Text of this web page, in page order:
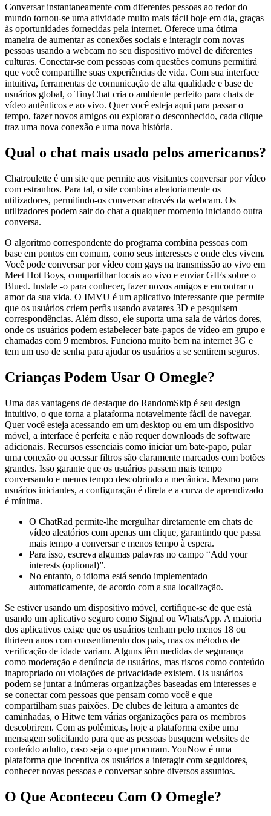
Conversar instantaneamente com diferentes pessoas ao redor do
mundo tornou-se uma atividade muito mais fácil hoje em dia, graças
às oportunidades fornecidas pela internet. Oferece uma ótima
maneira de aumentar as conexões sociais e interagir com novas
pessoas usando a webcam no seu dispositivo móvel de diferentes
culturas. Conectar-se com pessoas com questões comuns permitirá
que você compartilhe suas experiências de vida. Com sua interface
intuitiva, ferramentas de comunicação de alta qualidade e base de
usuários global, o TinyChat cria o ambiente perfeito para chats de
vídeo autênticos e ao vivo. Quer você esteja aqui para passar o
tempo, fazer novos amigos ou explorar o desconhecido, cada clique
traz uma nova conexão e uma nova história.
Qual o chat mais usado pelos americanos?
Chatroulette é um site que permite aos visitantes conversar por vídeo
com estranhos. Para tal, o site combina aleatoriamente os
utilizadores, permitindo-os conversar através da webcam. Os
utilizadores podem sair do chat a qualquer momento iniciando outra
conversa.
O algoritmo correspondente do programa combina pessoas com
base em pontos em comum, como seus interesses e onde eles vivem.
Você pode conversar por vídeo com gays na transmissão ao vivo em
Meet Hot Boys, compartilhar locais ao vivo e enviar GIFs sobre o
Blued. Instale -o para conhecer, fazer novos amigos e encontrar o
amor da sua vida. O IMVU é um aplicativo interessante que permite
que os usuários criem perfis usando avatares 3D e pesquisem
correspondências. Além disso, ele suporta uma sala de vários dores,
onde os usuários podem estabelecer bate-papos de vídeo em grupo e
chamadas com 9 membros. Funciona muito bem na internet 3G e
tem um uso de senha para ajudar os usuários a se sentirem seguros.
Crianças Podem Usar O Omegle?
Uma das vantagens de destaque do RandomSkip é seu design
intuitivo, o que torna a plataforma notavelmente fácil de navegar.
Quer você esteja acessando em um desktop ou em um dispositivo
móvel, a interface é perfeita e não requer downloads de software
adicionais. Recursos essenciais como iniciar um bate-papo, pular
uma conexão ou acessar filtros são claramente marcados com botões
grandes. Isso garante que os usuários passem mais tempo
conversando e menos tempo descobrindo a mecânica. Mesmo para
usuários iniciantes, a configuração é direta e a curva de aprendizado
é mínima.
O ChatRad permite-lhe mergulhar diretamente em chats de
vídeo aleatórios com apenas um clique, garantindo que passa
mais tempo a conversar e menos tempo à espera.
Para isso, escreva algumas palavras no campo “Add your
interests (optional)”.
No entanto, o idioma está sendo implementado
automaticamente, de acordo com a sua localização.
Se estiver usando um dispositivo móvel, certifique-se de que está
usando um aplicativo seguro como Signal ou WhatsApp. A maioria
dos aplicativos exige que os usuários tenham pelo menos 18 ou
thirteen anos com consentimento dos pais, mas os métodos de
verificação de idade variam. Alguns têm medidas de segurança
como moderação e denúncia de usuários, mas riscos como conteúdo
inapropriado ou violações de privacidade existem. Os usuários
podem se juntar a inúmeras organizações baseadas em interesses e
se conectar com pessoas que pensam como você e que
compartilham suas paixões. De clubes de leitura a amantes de
caminhadas, o Hitwe tem várias organizações para os membros
descobrirem. Com as polêmicas, hoje a plataforma exibe uma
mensagem solicitando para que as pessoas busquem websites de
conteúdo adulto, caso seja o que procuram. YouNow é uma
plataforma que incentiva os usuários a interagir com seguidores,
conhecer novas pessoas e conversar sobre diversos assuntos.
O Que Aconteceu Com O Omegle?